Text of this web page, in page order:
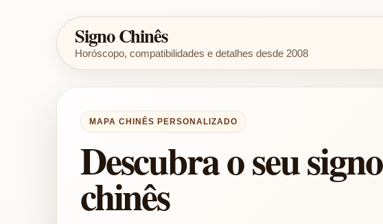
Signo Chinês
Horóscopo, compatibilidades e detalhes desde 2008
MAPA CHINÊS PERSONALIZADO
Descubra o seu signo
chinês